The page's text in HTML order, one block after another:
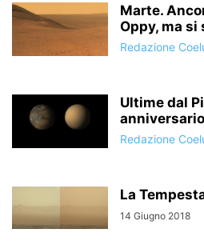
Marte.
Oppy, ma si
Redazione
Ultime dal
Redazione
La
14 Giugno 2018